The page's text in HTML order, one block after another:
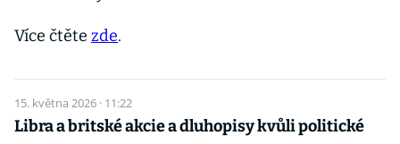
Více čtěte zde.
15. května 2026 · 11:22
Libra a britské akcie a dluhopisy kvůli politické